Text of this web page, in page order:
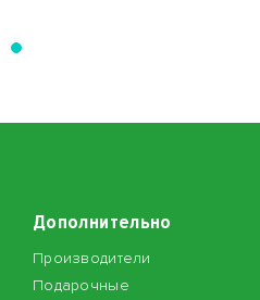
Дополнительно
Производители
Подарочные